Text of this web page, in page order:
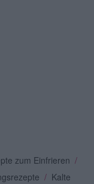
zum Einfrieren /
/ Kalte